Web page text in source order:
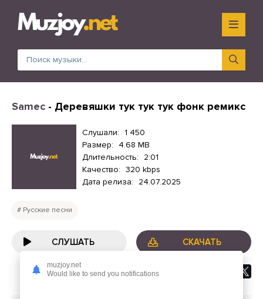
Samec - Деревяшки тук тук тук фонк ремикс
Слушали: 1 450
Размер:
4.68 MB
Длительность:
2:01
Качество: 320 kbps
Дата релиза:
24.07.2025
Русские песни
СЛУШАТЬ СКАЧАТЬ
muzjoy.net
Would like to send you notifications